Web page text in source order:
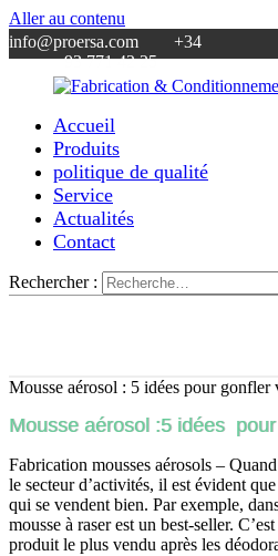
Aller au contenu
info@proersa.com +34
93 771 42 25
Fabrication
Conditionnement
d'aérosols
Proersa
Aerosoles
fabricant
d’aérosols
traitance
industrielle
cosmétiques
Accueil
Produits
politique de qualité
Service
Actualités
Contact
Rechercher :
Mousse aérosol : 5 idées pour gonfler
Mousse aérosol :5 idées
Fabrication mousses aérosols –
le secteur d’activités, il est évident
qui se vendent bien. Par exemple,
mousse à raser est un best-seller.
produit le plus vendu après les